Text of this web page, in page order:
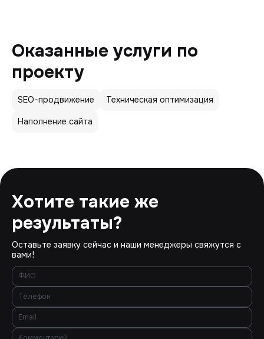
Оказанные услуги по
проекту
SEO-продвижение Техническая оптимизация
Наполнение сайта
Хотите такие же
результаты?
Оставьте заявку сейчас и наши менеджеры свяжутся с
вами!